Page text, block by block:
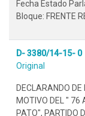
Fecha Estado
Bloque: FRENTE
D- 3380/14-15- 0
Original
DECLARANDO
MOTIVO DEL " 76
PATO", PARTIDO